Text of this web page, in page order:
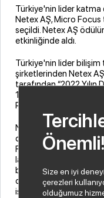
Türkiye'nin lider
Netex AŞ, Micro Focus
seçildi. Netex AŞ
etkinliğinde aldı.
Türkiye'nin lider bilişim
şirketlerinden Netex
tarafından “2022
14 Ocak 2023 tarihleri
Partner Kickoff’23
Netex AŞ Genel
distribütörlüğünü
Focus ile ‘Merhaba’
layık görülmekten
büyük veri analitiği de
duyduğu birçok
işbirliğimizi gün
Önemli!
Size en iyi
çerezleri
olduğumuz